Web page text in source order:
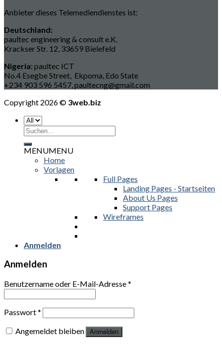
Anbieter dieses Telemediendienstes ist:
Deutschland:
paultec engineering & consult e.K.
Krackser Str. 12, 33659 Bielefeld
Nigeria: paultec ICT
No.4 Esegbe Street, Ekpoma, Edo State
+234 903 596 5457, paultecng@gmail.com
Copyright 2026 © 3web.biz
Suchen
nach:
MENUMENU
Home
Vorlagen
Full Pages
Landing Pages - Startseiten
About Us Pages
Support Pages
Wireframes
Anmelden
Anmelden
Benutzername oder E-Mail-Adresse*
Passwort*
Angemeldet bleiben
Anmelden